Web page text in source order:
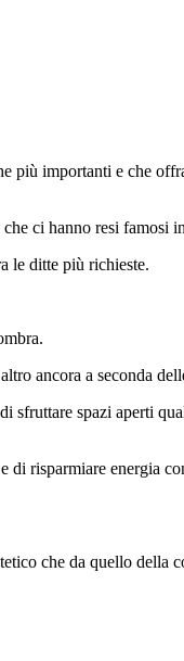
importanti e che
ci hanno resi famosi
le ditte più richieste.
ancora a seconda
spazi aperti
di risparmiare energia
che da quello della